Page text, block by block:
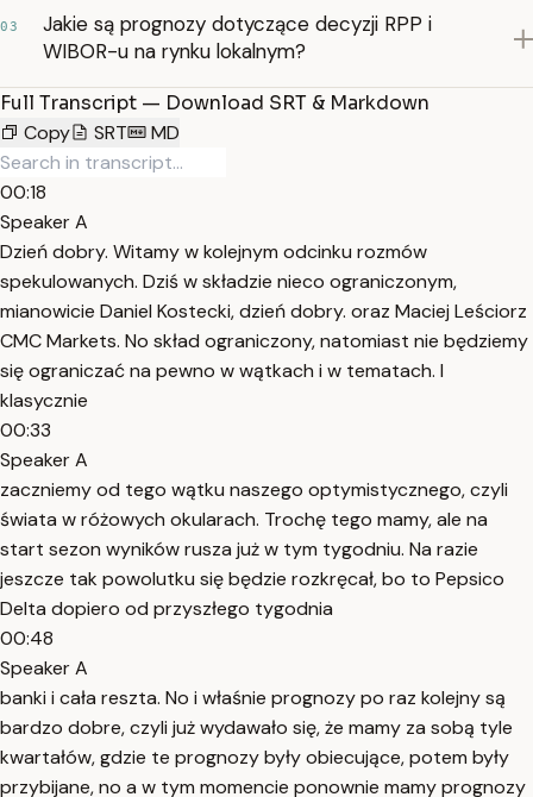
03
Jakie są prognozy dotyczące decyzji RPP i
WIBOR-u na rynku lokalnym?
Full Transcript — Download SRT & Markdown
Copy
SRT MD
00:18
Speaker A
Dzień dobry. Witamy w kolejnym odcinku rozmów
spekulowanych. Dziś w składzie nieco ograniczonym,
mianowicie Daniel Kostecki, dzień dobry. oraz Maciej Leściorz
CMC Markets. No skład ograniczony, natomiast nie będziemy
się ograniczać na pewno w wątkach i w tematach. I
klasycznie
00:33
Speaker A
zaczniemy od tego wątku naszego optymistycznego, czyli
świata w różowych okularach. Trochę tego mamy, ale na
start sezon wyników rusza już w tym tygodniu. Na razie
jeszcze tak powolutku się będzie rozkręcał, bo to Pepsico
Delta dopiero od przyszłego tygodnia
00:48
Speaker A
banki i cała reszta. No i właśnie prognozy po raz kolejny są
bardzo dobre, czyli już wydawało się, że mamy za sobą tyle
kwartałów, gdzie te prognozy były obiecujące, potem były
przybijane, no a w tym momencie ponownie mamy prognozy